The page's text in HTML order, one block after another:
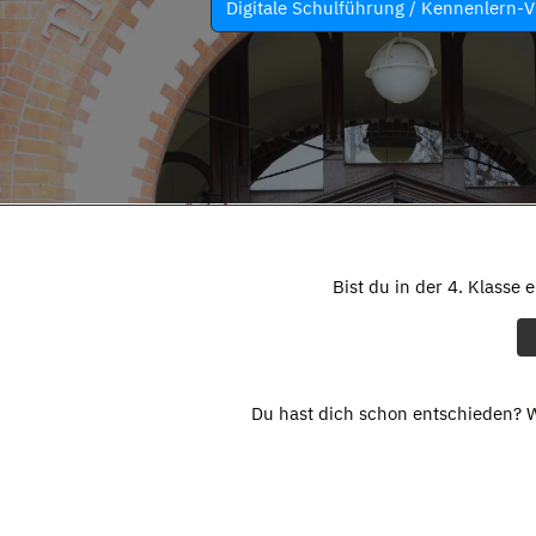
Digitale Schulführung / Kennenlern-
Bist du in der 4. Klasse
Du hast dich schon